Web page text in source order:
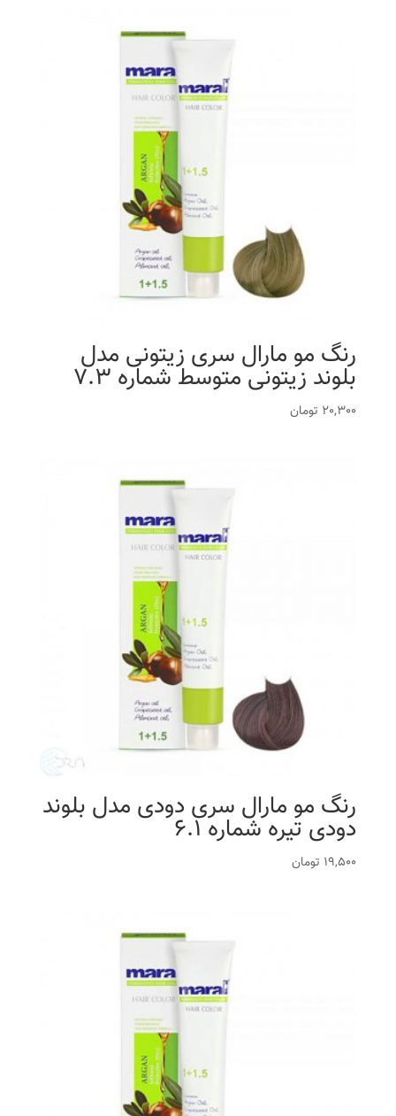
رنگ مو مارال سری زیتونی مدل
بلوند زیتونی متوسط شماره 7.3
20,300 تومان
رنگ مو مارال سری دودی مدل بلوند
دودی تیره شماره 6.1
19,500 تومان